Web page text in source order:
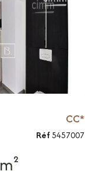
Appartement 2 pièce(s) 1 chambre(s) 39.11 m²
CC*
Réf5457007